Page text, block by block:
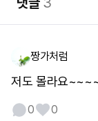
짱가처럼
저도 몰라요
0 0